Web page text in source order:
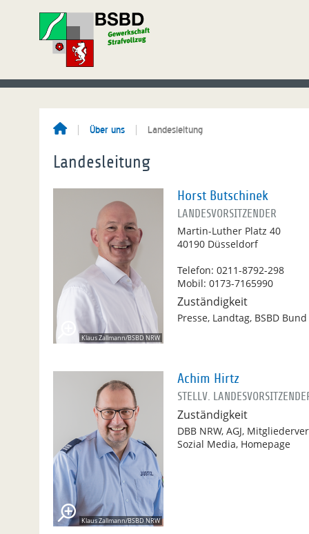
Über uns Landesleitung
Landesleitung
Klaus Zallmann/BSBD NRW
Horst Butschinek
LANDESVORSITZENDER
Martin-Luther Platz 40
40190 Düsseldorf
Telefon: 0211-8792-298
Mobil: 0173-7165990
Zuständigkeit
Presse, Landtag, BSBD Bund
Klaus Zallmann/BSBD NRW
Achim Hirtz
STELLV.
Zuständigkeit
DBB NRW, AGJ,
Sozial Media, Homepage